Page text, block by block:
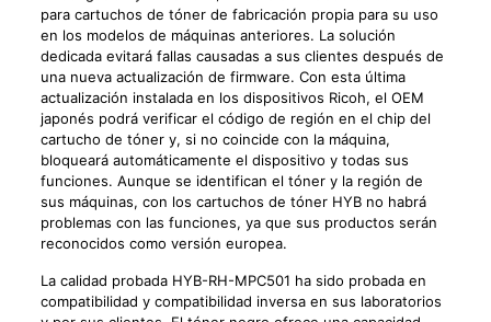
para cartuchos de tóner de fabricación propia para su uso
en los modelos de máquinas anteriores. La solución
dedicada evitará fallas causadas a sus clientes después de
una nueva actualización de firmware. Con esta última
actualización instalada en los dispositivos Ricoh, el OEM
japonés podrá verificar el código de región en el chip del
cartucho de tóner y, si no coincide con la máquina,
bloqueará automáticamente el dispositivo y todas sus
funciones. Aunque se identifican el tóner y la región de
sus máquinas, con los cartuchos de tóner HYB no habrá
problemas con las funciones, ya que sus productos serán
reconocidos como versión europea.
La calidad probada HYB-RH-MPC501 ha sido probada en
compatibilidad y compatibilidad inversa en sus laboratorios